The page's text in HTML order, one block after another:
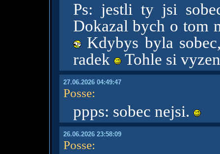
Ps: jestli ty jsi
Dokazal bych o tom
Kdybys byla
radek
Tohle si
27.06.2026 04:49:47
Posse:
ppps: sobec nejsi.
26.06.2026 23:58:09
Posse: